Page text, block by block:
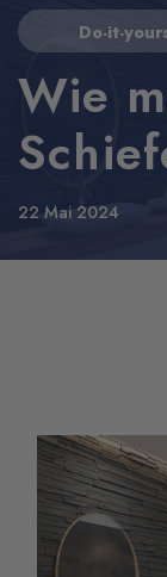
Do-it-
Wie
22 Mai 2024